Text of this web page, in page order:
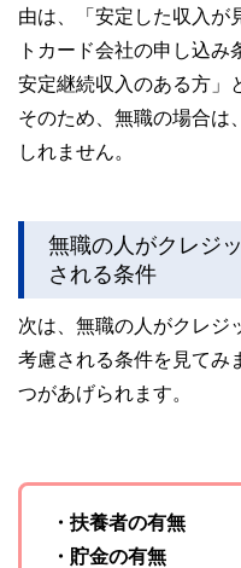
由は、「安定した収入が
トカード会社の申し込
安定継続収入のある方」
そのため、無職の場合は
しれません。
無職の人がクレジ
される条件
次は、無職の人がクレジ
考慮される条件を見てみ
つがあげられます。
・扶養者の有無
・貯金の有無